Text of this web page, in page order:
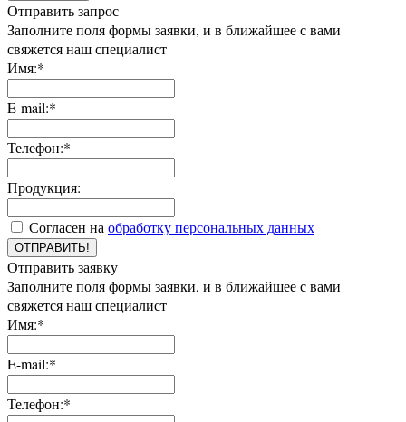
Отправить запрос
Заполните поля формы заявки, и в ближайшее с вами
свяжется наш специалист
Имя:*
E-mail:*
Телефон:*
Продукция:
Согласен на обработку персональных данных
ОТПРАВИТЬ!
Отправить заявку
Заполните поля формы заявки, и в ближайшее с вами
свяжется наш специалист
Имя:*
E-mail:*
Телефон:*